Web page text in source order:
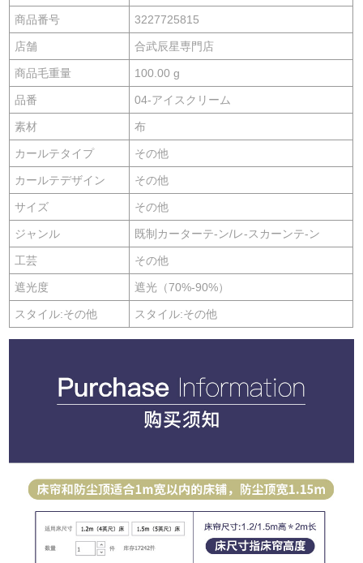
商品番号 3227725815
店舗 合武辰星専門店
商品毛重量 100.00 g
品番 04-アイスクリーム
素材 布
カールテタイプ その他
カールテデザイン その他
サイズ その他
ジャンル 既制カーターテ-ン/レ-スカーンテ-ン
工芸 その他
遮光度 遮光（70%-90%）
スタイル:その他 スタイル:その他